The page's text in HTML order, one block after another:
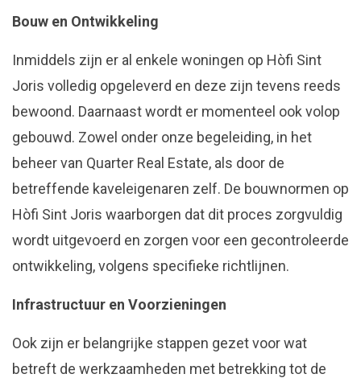
Bouw en Ontwikkeling
Inmiddels zijn er al enkele woningen op Hòfi Sint
Joris volledig opgeleverd en deze zijn tevens reeds
bewoond. Daarnaast wordt er momenteel ook volop
gebouwd. Zowel onder onze begeleiding, in het
beheer van Quarter Real Estate, als door de
betreffende kaveleigenaren zelf. De bouwnormen op
Hòfi Sint Joris waarborgen dat dit proces zorgvuldig
wordt uitgevoerd en zorgen voor een gecontroleerde
ontwikkeling, volgens specifieke richtlijnen.
Infrastructuur en Voorzieningen
Ook zijn er belangrijke stappen gezet voor wat
betreft de werkzaamheden met betrekking tot de